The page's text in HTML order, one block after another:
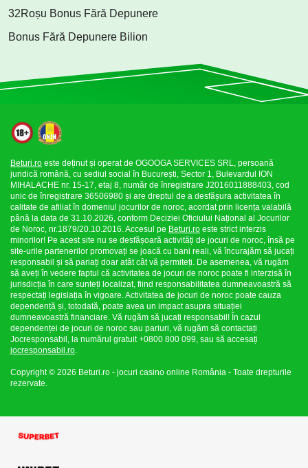
32Roșu Bonus Fără Depunere
Bonus Fără Depunere Bilion
Beturi.ro este deținut și operat de OGOOGA SERVICES SRL, persoană
juridică română, cu sediul social în București, Sector 1, Bulevardul ION
MIHALACHE nr. 15-17, etaj 8, număr de înregistrare J2016011888403, cod
unic de înregistrare 36506980 și are dreptul de a desfășura activitatea în
calitate de afiliat în domeniul jocurilor de noroc, acordat prin licența valabilă
până la data de 31.10.2026, conform Deciziei Oficiului Național al Jocurilor
de Noroc, nr.1879/20.10.2016. Accesul pe Beturi.ro este strict interzis
minorilor! Pe acest site nu se desfășoară activități de jocuri de noroc, însă pe
site-urile partenerilor promovați se joacă cu bani reali, vă încurajăm să jucați
responsabil și să pariați doar atât cât vă permiteți. De asemenea, vă rugăm
să aveți în vedere faptul că activitatea de jocuri de noroc poate fi interzisă în
jurisdicția în care sunteți localizat, fiind responsabilitatea dumneavoastră să
respectați legislația în vigoare. Activitatea de jocuri de noroc poate cauza
dependență și, totodată, poate avea un impact asupra situației
dumneavoastră financiare. Vă rugăm să jucați responsabil! În cazul
dependenței de jocuri de noroc sau pariuri, vă rugăm să contactați
Jocresponsabil, la numărul gratuit +0800 800 099, sau să accesați
jocresponsabil.ro.
Copyright © 2026 Beturi.ro - jocuri casino online România - Toate drepturile
rezervate.